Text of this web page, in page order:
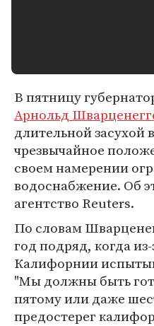
В пятницу
Арнольд
длительной засухой
чрезвычайное
своем намерении
водоснабжение. Об
агентство Reuters.
По словам
год подряд, когда
Калифорнии
"Мы должны быть
пятому или даже
предостерег